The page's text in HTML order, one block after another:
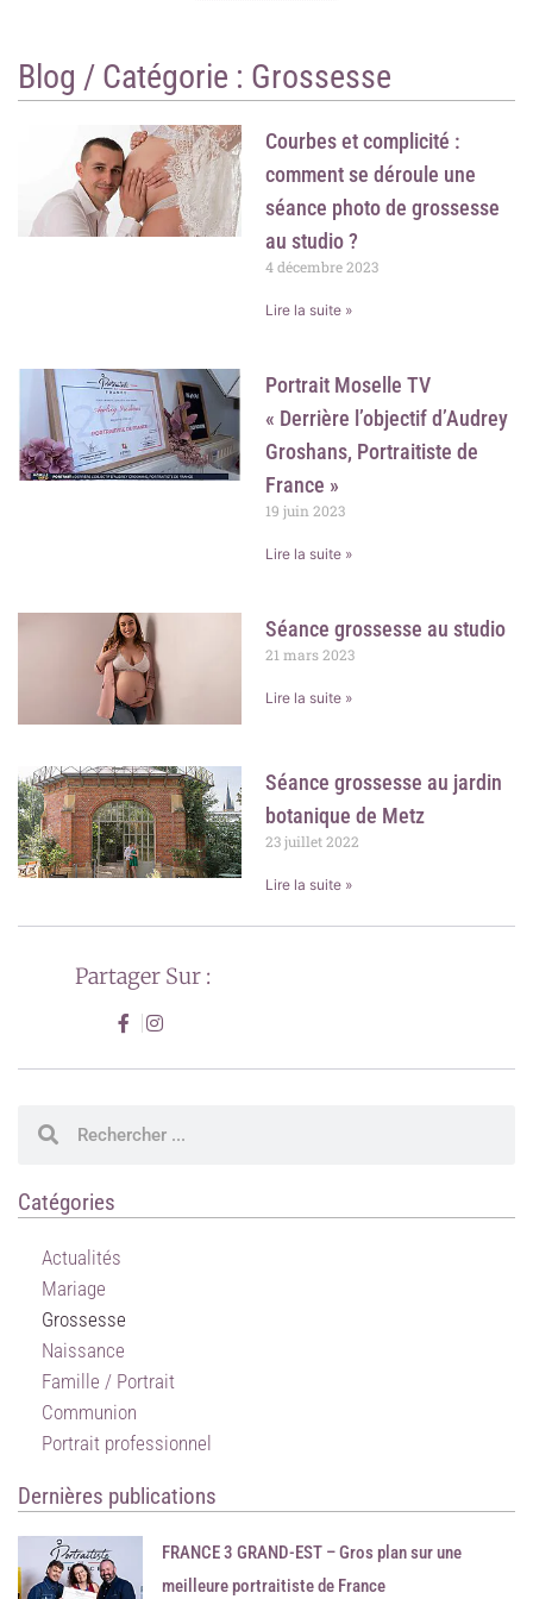
Blog / Catégorie : Grossesse
Courbes et complicité :
comment se déroule une
séance photo de grossesse
au studio ?
4 décembre 2023
Lire la suite »
Portrait Moselle TV
« Derrière l’objectif d’Audrey
Groshans, Portraitiste de
France »
19 juin 2023
Lire la suite »
Séance grossesse au studio
21 mars 2023
Lire la suite »
Séance grossesse au jardin
botanique de Metz
23 juillet 2022
Lire la suite »
Partager Sur :
Rechercher
Catégories
Actualités
Mariage
Grossesse
Naissance
Famille / Portrait
Communion
Portrait professionnel
Dernières publications
FRANCE 3 GRAND-EST – Gros plan sur une
meilleure portraitiste de France